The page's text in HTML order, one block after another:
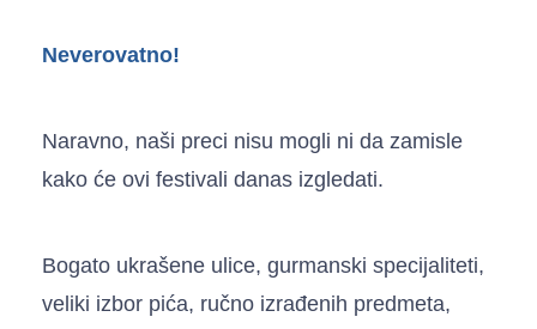
Neverovatno!
Naravno, naši preci nisu mogli ni da zamisle
kako će ovi festivali danas izgledati.
Bogato ukrašene ulice, gurmanski specijaliteti,
veliki izbor pića, ručno izrađenih predmeta,